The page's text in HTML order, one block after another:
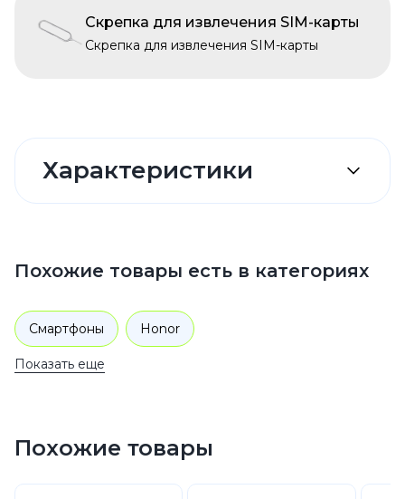
Скрепка для извлечения SIM-карты
Скрепка для извлечения SIM-карты
Характеристики
Похожие товары есть в категориях
Смартфоны Honor
Показать еще
Похожие товары